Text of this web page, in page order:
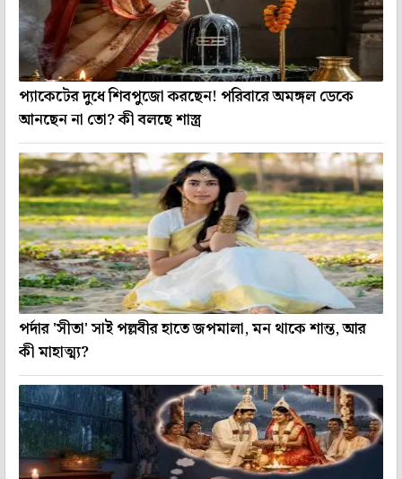
প্যাকেটের দুধে শিবপুজো করছেন! পরিবারে অমঙ্গল ডেকে
আনছেন না তো? কী বলছে শাস্ত্র
পর্দার 'সীতা' সাই পল্লবীর হাতে জপমালা, মন থাকে শান্ত, আর
কী মাহাত্ম্য?